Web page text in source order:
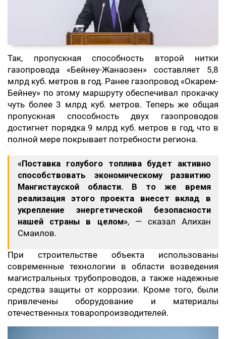
Так, пропускная способность второй нитки
газопровода «Бейнеу-Жанаозен» составляет 5,8
млрд куб. метров в год. Ранее газопровод «Окарем-
Бейнеу» по этому маршруту обеспечивал прокачку
чуть более 3 млрд куб. метров. Теперь же общая
пропускная способность двух газопроводов
достигнет порядка 9 млрд куб. метров в год, что в
полной мере покрывает потребности региона.
«Поставка голубого топлива будет активно
способствовать экономическому развитию
Мангистауской области. В то же время
реализация этого проекта внесет вклад в
укрепление энергетической безопасности
нашей страны в целом», — сказал Алихан
Смаилов.
При строительстве объекта использованы
современные технологии в области возведения
магистральных трубопроводов, а также надежные
средства защиты от коррозии. Кроме того, были
привлечены оборудование и материалы
отечественных товаропроизводителей.